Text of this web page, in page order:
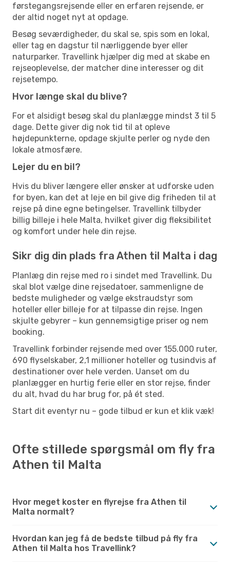
førstegangsrejsende eller en erfaren rejsende, er
der altid noget nyt at opdage.
Besøg seværdigheder, du skal se, spis som en lokal,
eller tag en dagstur til nærliggende byer eller
naturparker. Travellink hjælper dig med at skabe en
rejseoplevelse, der matcher dine interesser og dit
rejsetempo.
Hvor længe skal du blive?
For et alsidigt besøg skal du planlægge mindst 3 til 5
dage. Dette giver dig nok tid til at opleve
højdepunkterne, opdage skjulte perler og nyde den
lokale atmosfære.
Lejer du en bil?
Hvis du bliver længere eller ønsker at udforske uden
for byen, kan det at leje en bil give dig friheden til at
rejse på dine egne betingelser. Travellink tilbyder
billig billeje i hele Malta, hvilket giver dig fleksibilitet
og komfort under hele din rejse.
Sikr dig din plads fra Athen til Malta i dag
Planlæg din rejse med ro i sindet med Travellink. Du
skal blot vælge dine rejsedatoer, sammenligne de
bedste muligheder og vælge ekstraudstyr som
hoteller eller billeje for at tilpasse din rejse. Ingen
skjulte gebyrer – kun gennemsigtige priser og nem
booking.
Travellink forbinder rejsende med over 155.000 ruter,
690 flyselskaber, 2,1 millioner hoteller og tusindvis af
destinationer over hele verden. Uanset om du
planlægger en hurtig ferie eller en stor rejse, finder
du alt, hvad du har brug for, på ét sted.
Start dit eventyr nu – gode tilbud er kun et klik væk!
Ofte stillede spørgsmål om fly fra
Athen til Malta
Hvor meget koster en flyrejse fra Athen til
Malta normalt?
Hvordan kan jeg få de bedste tilbud på fly fra
Athen til Malta hos Travellink?